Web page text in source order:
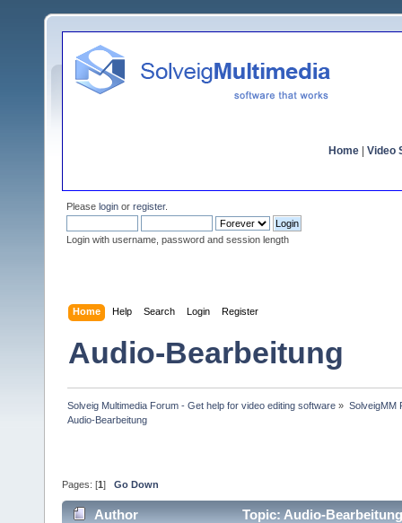
Home Video
Please login or register.
Login with username, password and session length
Home Help Search Login Register
Audio-Bearbeitung
Solveig Multimedia Forum - Get help for video editing software » SolveigMM
Audio-Bearbeitung
Pages: [1 ] Go Down
Author Topic: Audio-